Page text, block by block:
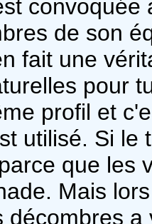
de son
fait une
pour
profil et
utilisé. Si le
que les
Mais
décombres